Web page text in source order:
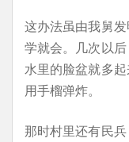
这办法虽由我舅
学就会。几次以
水里的脸盆就多
用手榴弹炸。
那时村里还有民